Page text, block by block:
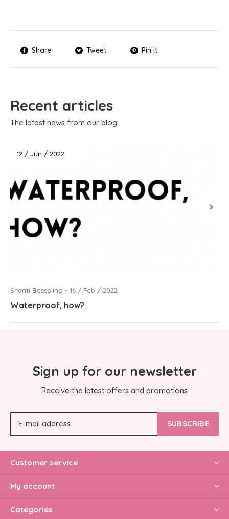
Share Tweet Pin it
Recent articles
The latest news from our blog
12 / Jun / 2022
Shanti Besseling - 16 / Feb / 2022
Waterproof, how?
Sign up for our newsletter
Receive the latest offers and promotions
SUBSCRIBE
Customer service
My account
Categories